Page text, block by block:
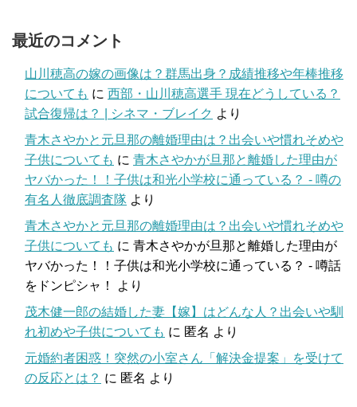
最近のコメント
山川穂高の嫁の画像は？群馬出身？成績推移や年棒推移
についても に 西部・山川穂高選手 現在どうしている？
試合復帰は？ | シネマ・ブレイク より
青木さやかと元旦那の離婚理由は？出会いや慣れそめや
子供についても に 青木さやかが旦那と離婚した理由が
ヤバかった！！子供は和光小学校に通っている？ - 噂の
有名人徹底調査隊 より
青木さやかと元旦那の離婚理由は？出会いや慣れそめや
子供についても に 青木さやかが旦那と離婚した理由が
ヤバかった！！子供は和光小学校に通っている？ - 噂話
をドンピシャ！
より
茂木健一郎の結婚した妻【嫁】はどんな人？出会いや馴
れ初めや子供についても に 匿名 より
元婚約者困惑！突然の小室さん「解決金提案」を受けて
の反応とは？ に 匿名 より